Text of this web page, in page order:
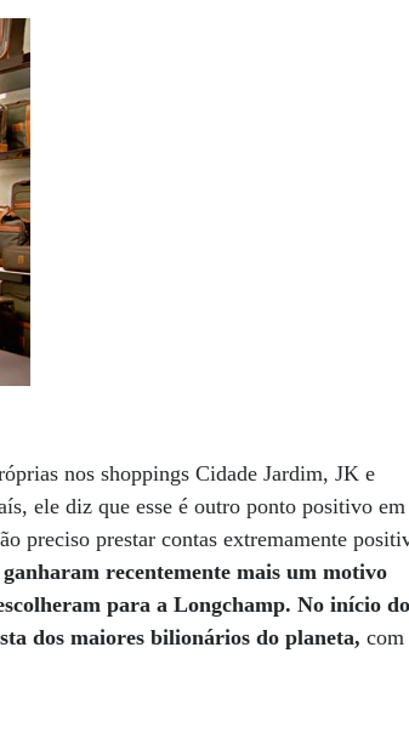
nos shoppings Cidade Jardim, JK e
ele diz que esse é outro ponto positivo em
preciso prestar contas extremamente
recentemente mais um motivo
para a Longchamp. No início do
dos maiores bilionários do planeta, com